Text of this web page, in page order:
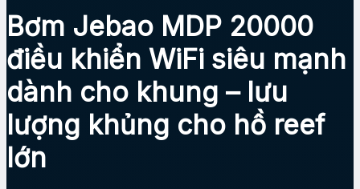
Bơm Jebao MDP 20000
điều khiển WiFi siêu mạnh
dành cho khung – lưu
lượng khủng cho hồ reef
lớn